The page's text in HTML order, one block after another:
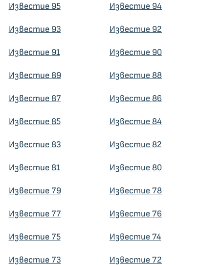
Известие 95 Известие 94
Известие 93 Известие 92
Известие 91 Известие 90
Известие 89 Известие 88
Известие 87 Известие 86
Известие 85 Известие 84
Известие 83 Известие 82
Известие 81 Известие 80
Известие 79 Известие 78
Известие 77 Известие 76
Известие 75 Известие 74
Известие 73 Известие 72